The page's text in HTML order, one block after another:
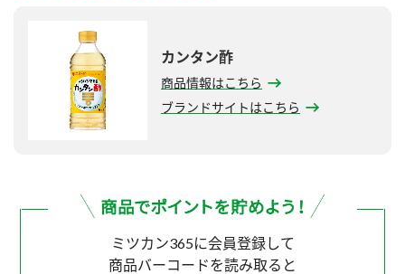
カンタン酢
商品情報はこちら
ブランドサイトはこちら
ミツカン365に会員登録して
商品バーコードを読み取ると